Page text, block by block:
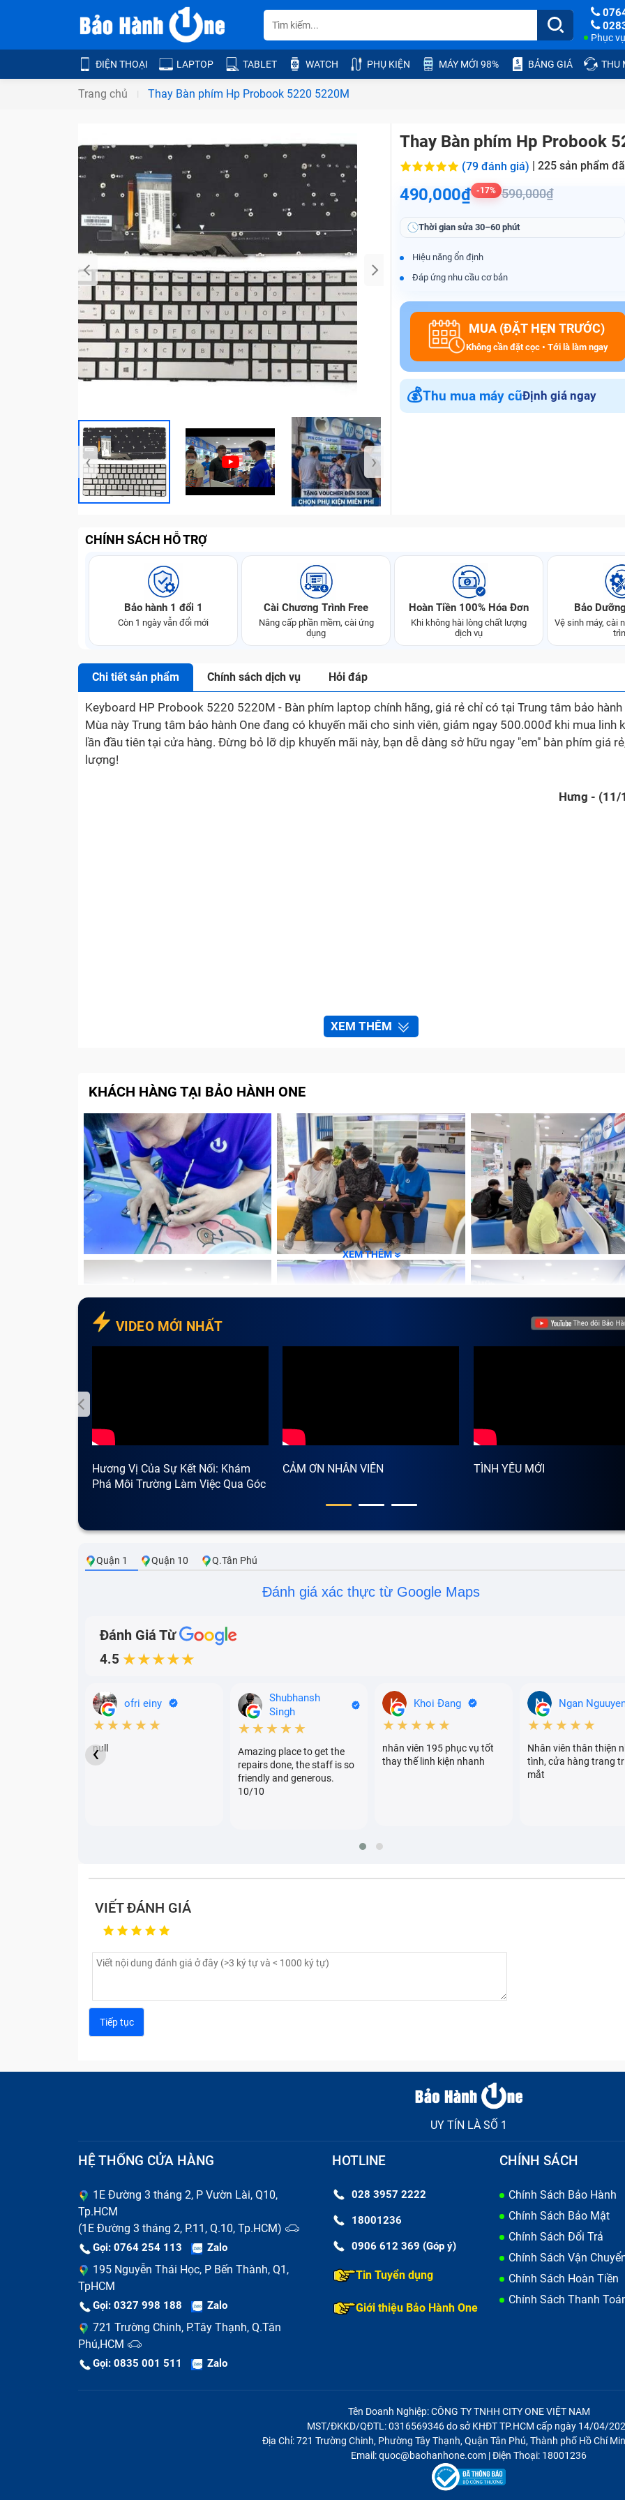
Phục
ĐIỆN THOẠI LAPTOP TABLET WATCH PHỤ KIỆN MÁY MỚI 98% BẢNG GIÁ THU
Trang chủ Thay Bàn phím Hp Probook 5220 5220M
Bảo Hành One
‹ ›
Thay Bàn phím Hp Probook
(79 đánh giá) | 225 sản phẩm
490,000₫ -17% 590,000₫
Thời gian sửa 30–60 phút
Hiệu năng ổn định
Đáp ứng nhu cầu cơ bản
MUA (ĐẶT HẸN TRƯỚC)
Không cần đặt cọc • Tới là làm ngay
💰Thu mua máy cũĐịnh giá ngay
CHÍNH SÁCH HỖ TRỢ
Bảo hành 1 đổi 1
Còn 1 ngày vẫn đổi mới
Cài Chương Trình Free
Nâng cấp phần mềm, cài ứng
dụng
Hoàn Tiền 100% Hóa Đơn
Khi không hài lòng chất lượng
dịch vụ
Bảo
Vệ sinh máy, cài
Chi tiết sản phẩm Chính sách dịch vụ Hỏi đáp
Keyboard HP Probook 5220 5220M - Bàn phím laptop chính hãng, giá rẻ chỉ có tại Trung tâm bảo hành
Mùa này Trung tâm bảo hành One đang có khuyến mãi cho sinh viên, giảm ngay 500.000đ khi mua linh
lần đầu tiên tại cửa hàng. Đừng bỏ lỡ dịp khuyến mãi này, bạn dễ dàng sở hữu ngay "em" bàn phím giá
lượng!
Hưng - (11/
XEM THÊM
KHÁCH HÀNG TẠI BẢO HÀNH ONE
XEM THÊM
VIDEO MỚI NHẤT
Hương Vị Của Sự Kết Nối: Khám
Phá Môi Trường Làm Việc Qua Góc
CẢM ƠN NHÂN VIÊN TÌNH YÊU MỚI
Quận 1 Quận 10 Q.Tân Phú
Đánh giá xác thực từ Google Maps
Đánh Giá Từ
4.5 ★★★★★
ofri einy
★★★★★
null
Shubhansh
Singh
★★★★★
Amazing place to get the
repairs done, the staff is so
friendly and generous.
10/10
Khoi Đang
★★★★★
nhân viên 195 phục vụ tốt
thay thế linh kiện nhanh
Ngan
★★★★★
Nhân viên thân thiện
tình, cửa hàng trang
mắt
‹
VIẾT ĐÁNH GIÁ
UY TÍN LÀ SỐ 1
HỆ THỐNG CỬA HÀNG
1E Đường 3 tháng 2, P Vườn Lài, Q10,
Tp.HCM
(1E Đường 3 tháng 2, P.11, Q.10, Tp.HCM)
Gọi: 0764 254 113 Zalo
195 Nguyễn Thái Học, P Bến Thành, Q1,
TpHCM
Gọi: 0327 998 188 Zalo
721 Trường Chinh, P.Tây Thạnh, Q.Tân
Phú,HCM
Gọi: 0835 001 511 Zalo
HOTLINE
028 3957 2222
18001236
0906 612 369 (Góp ý)
Tin Tuyển dụng
Giới thiệu Bảo Hành One
CHÍNH SÁCH
Chính Sách Bảo Hành
Chính Sách Bảo Mật
Chính Sách Đổi Trả
Chính Sách Vận
Chính Sách Hoàn Tiền
Chính Sách Thanh
Tên Doanh Nghiệp: CÔNG TY TNHH CITY ONE VIỆT NAM
MST/ĐKKD/QĐTL: 0316569346 do sở KHĐT TP.HCM cấp ngày 14/04/
Địa Chỉ: 721 Trường Chinh, Phường Tây Thạnh, Quận Tân Phú, Thành phố Hồ Chí
Email: quoc@baohanhone.com | Điện Thoại: 18001236